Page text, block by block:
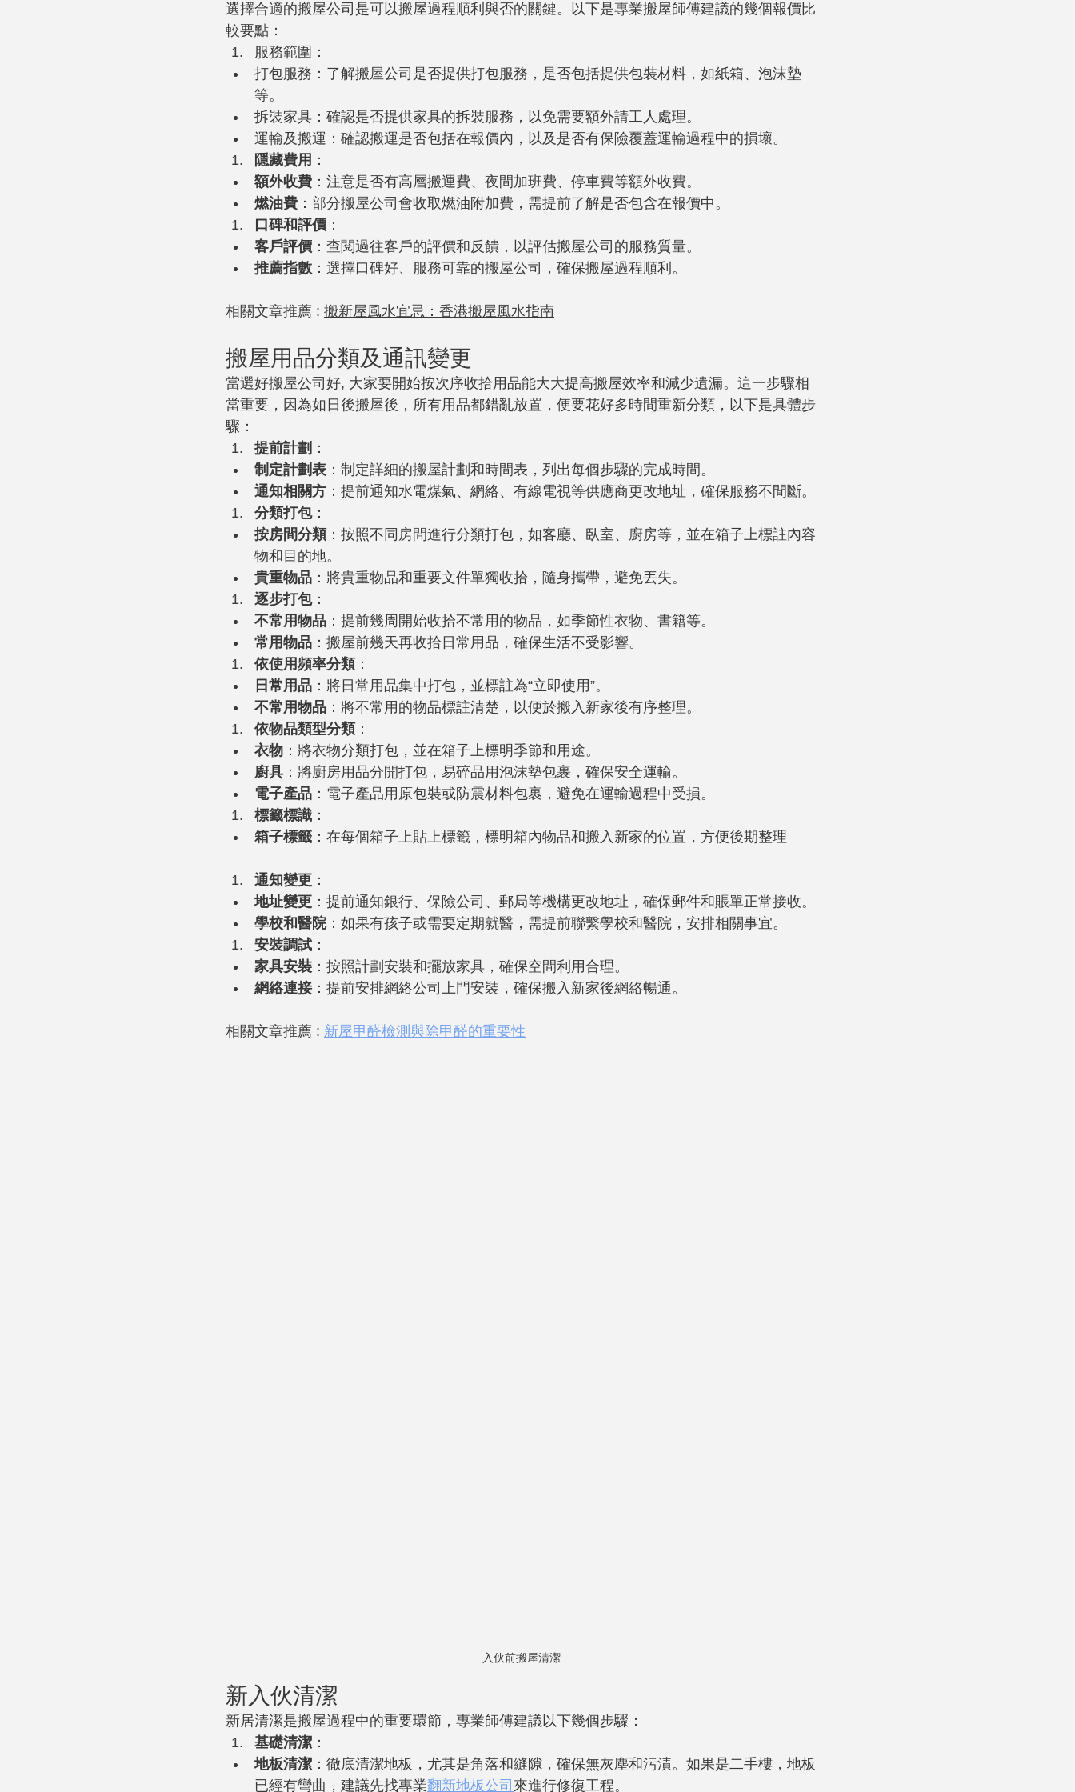
選擇合適的搬屋公司是可以搬屋過程順利與否的關鍵。以下是專業搬屋師傅建議的幾個報價比
較要點：
服務範圍：
打包服務：了解搬屋公司是否提供打包服務，是否包括提供包裝材料，如紙箱、泡沫墊
等。
拆裝家具：確認是否提供家具的拆裝服務，以免需要額外請工人處理。
運輸及搬運：確認搬運是否包括在報價內，以及是否有保險覆蓋運輸過程中的損壞。
隱藏費用 ：
額外收費 ：注意是否有高層搬運費、夜間加班費、停車費等額外收費。
燃油費 ：部分搬屋公司會收取燃油附加費，需提前了解是否包含在報價中。
口碑和評價 ：
客戶評價 ：查閱過往客戶的評價和反饋，以評估搬屋公司的服務質量。
推薦指數 ：選擇口碑好、服務可靠的搬屋公司，確保搬屋過程順利。
相關文章推薦 : 搬新屋風水宜忌：香港搬屋風水指南
搬屋用品分類及通訊變更
當選好搬屋公司好, 大家要開始按次序收拾用品能大大提高搬屋效率和減少遺漏。這一步驟相
當重要，因為如日後搬屋後，所有用品都錯亂放置，便要花好多時間重新分類，以下是具體步
驟：
提前計劃 ：
制定計劃表 ：制定詳細的搬屋計劃和時間表，列出每個步驟的完成時間。
通知相關方 ：提前通知水電煤氣、網絡、有線電視等供應商更改地址，確保服務不間斷。
分類打包：
按房間分類 ：按照不同房間進行分類打包，如客廳、臥室、廚房等，並在箱子上標註內容
物和目的地。
貴重物品 ：將貴重物品和重要文件單獨收拾，隨身攜帶，避免丟失。
逐步打包：
不常用物品 ：提前幾周開始收拾不常用的物品，如季節性衣物、書籍等。
常用物品 ：搬屋前幾天再收拾日常用品，確保生活不受影響。
依使用頻率分類 ：
日常用品 ：將日常用品集中打包，並標註為“立即使用”。
不常用物品 ：將不常用的物品標註清楚，以便於搬入新家後有序整理。
依物品類型分類 ：
衣物 ：將衣物分類打包，並在箱子上標明季節和用途。
廚具 ：將廚房用品分開打包，易碎品用泡沫墊包裹，確保安全運輸。
電子產品 ：電子產品用原包裝或防震材料包裹，避免在運輸過程中受損。
標籤標識 ：
箱子標籤 ：在每個箱子上貼上標籤，標明箱內物品和搬入新家的位置，方便後期整理
通知變更 ：
地址變更 ：提前通知銀行、保險公司、郵局等機構更改地址，確保郵件和賬單正常接收。
學校和醫院：如果有孩子或需要定期就醫，需提前聯繫學校和醫院，安排相關事宜。
安裝調試 ：
家具安裝 ：按照計劃安裝和擺放家具，確保空間利用合理。
網絡連接：提前安排網絡公司上門安裝，確保搬入新家後網絡暢通。
相關文章推薦 : 新屋甲醛檢測與除甲醛的重要性
入伙前搬屋清潔
新入伙清潔
新居清潔是搬屋過程中的重要環節，專業師傅建議以下幾個步驟：
基礎清潔 ：
地板清潔 ：徹底清潔地板，尤其是角落和縫隙，確保無灰塵和污漬。如果是二手樓，地板
已經有彎曲，建議先找專業翻新地板公司 來進行修復工程。